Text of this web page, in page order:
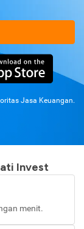
Jasa Keuangan.
Invest
menit.